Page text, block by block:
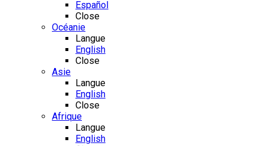
Español
Close
Océanie
Langue
English
Close
Asie
Langue
English
Close
Afrique
Langue
English